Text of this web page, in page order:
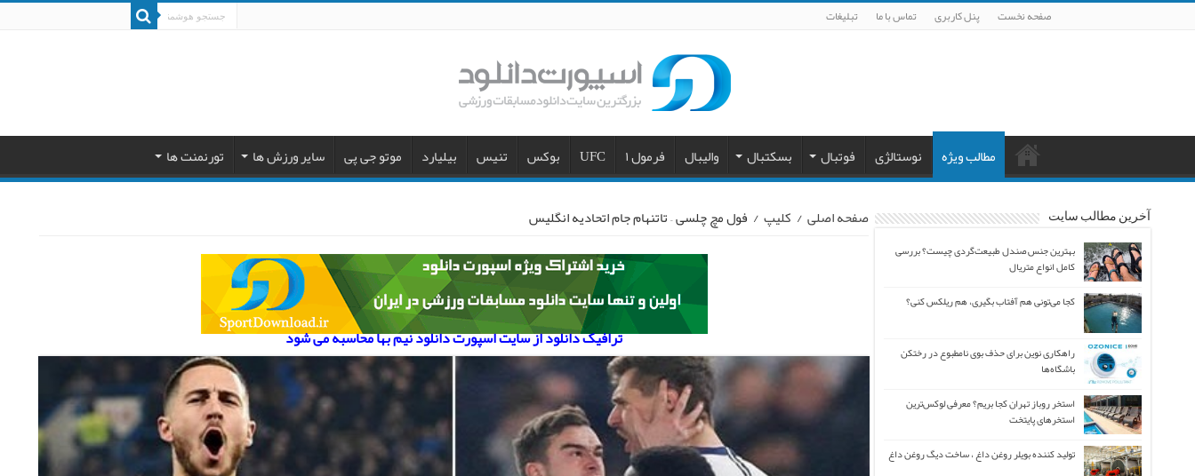
صفحه نخست پنل کاربری تماس با ما تبلیغات
مطالب ویژه نوستالژی فوتبال بسکتبال والیبال فرمول ۱ UFC بوکس تنیس بیلیارد موتو جی پی سایر ورزش ها تورنمنت ها
صفحه اصلی / کلیپ / فول مچ چلسی – تاتنهام جام اتحادیه انگلیس
ترافیک دانلود از سایت اسپورت دانلود نیم بها محاسبه می شود
آخرین مطالب سایت
بهترین جنس صندل طبیعت‌گردی چیست؟ بررسی
کامل انواع متریال
کجا می‌تونی هم آفتاب بگیری، هم ریلکس کنی؟
راهکاری نوین برای حذف بوی نامطبوع در رختکن
باشگاه‌ها
استخر روباز تهران کجا بریم؟ معرفی لوکس‌ترین
استخرهای پایتخت
تولید کننده بویلر روغن داغ ، ساخت دیگ روغن داغ